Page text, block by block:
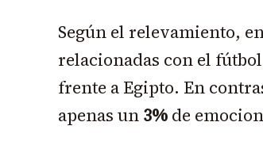
Según el relevamiento,
relacionadas con el
frente a Egipto. En
apenas un 3% de